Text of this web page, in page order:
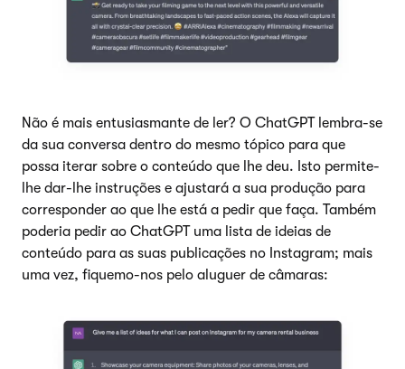
Não é mais entusiasmante de ler? O ChatGPT lembra-se
da sua conversa dentro do mesmo tópico para que
possa iterar sobre o conteúdo que lhe deu. Isto permite-
lhe dar-lhe instruções e ajustará a sua produção para
corresponder ao que lhe está a pedir que faça. Também
poderia pedir ao ChatGPT uma lista de ideias de
conteúdo para as suas publicações no Instagram; mais
uma vez, fiquemo-nos pelo aluguer de câmaras: